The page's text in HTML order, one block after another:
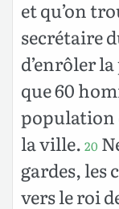
et qu’on
secrétaire
d’enrôler
que 60
population
la ville. 20
gardes, les
vers le roi